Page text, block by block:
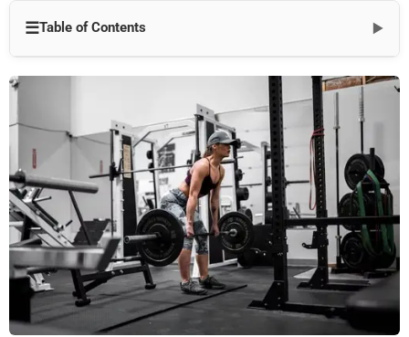
☰Table of Contents ▼
لماذا يستمر الضغط في التزايد
طريق واضح عبر الفوضى
جوهر إعداد الصالة الرياضية التجارية
كيفية اختيار المعدات المناسبة
المكاسب لأعمالك التجارية